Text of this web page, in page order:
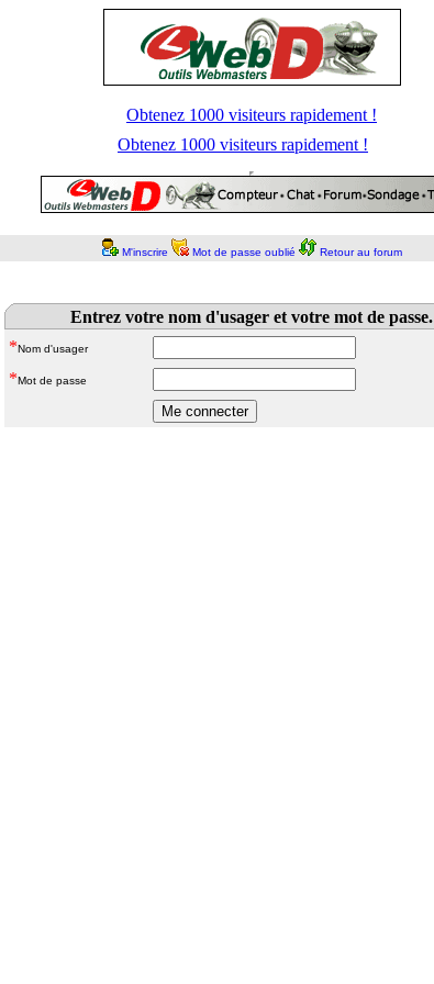
Obtenez 1000 visiteurs rapidement !
Obtenez 1000 visiteurs rapidement !
M'inscrire Mot de passe oublié Retour au forum
Entrez votre nom d'usager et votre mot de passe.
*Nom d'usager
*Mot de passe